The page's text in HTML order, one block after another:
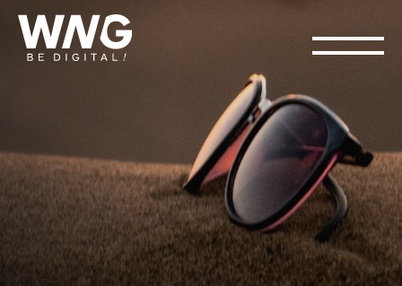
Cookies management panel